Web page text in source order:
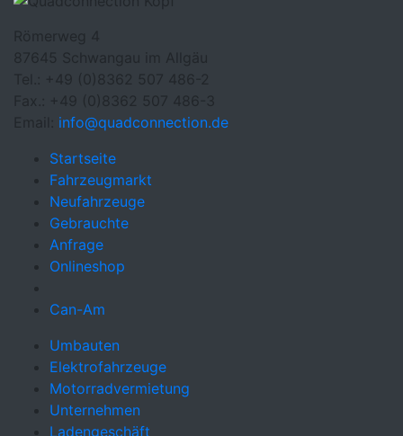
Römerweg 4
87645 Schwangau im Allgäu
+49 (0)8362 507 486-2
Fax.:
+49 (0)8362 507 486-3
Email:
info@quadconnection.de
Startseite
Fahrzeugmarkt
Neufahrzeuge
Gebrauchte
Anfrage
Onlineshop
Can-Am
Umbauten
Elektrofahrzeuge
Motorradvermietung
Unternehmen
Ladengeschäft